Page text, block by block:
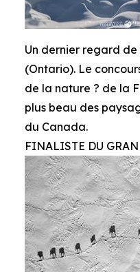
Un dernier regard
(Ontario). Le
de la nature ? de la
plus beau des
du Canada.
FINALISTE DU